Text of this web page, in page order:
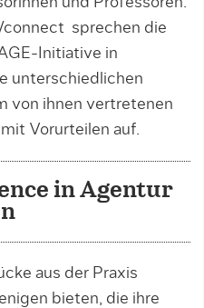
sprechen die
Initiative in
unterschiedlichen
von ihnen vertretenen
Vorurteilen auf.
in Agentur
aus der Praxis
bieten, die ihre